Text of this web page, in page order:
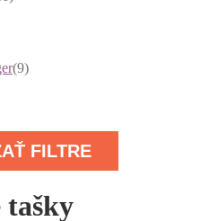
(9)
FILTRE
tašky